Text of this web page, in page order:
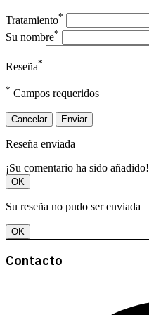
Tratamiento*
Su nombre*
Reseña*
* Campos requeridos
Cancelar Enviar
Reseña enviada
¡Su comentario ha sido añadido!
OK
Su reseña no pudo ser enviada
OK
Contacto